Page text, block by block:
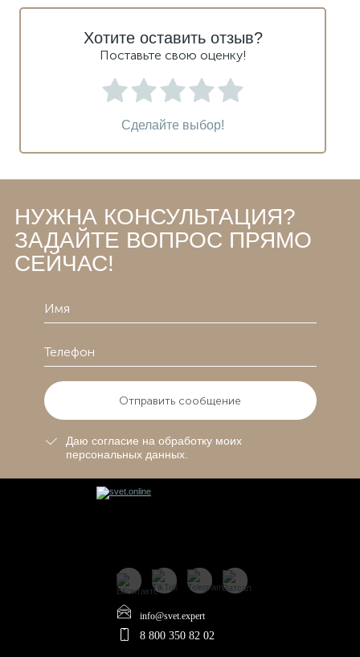
Хотите оставить отзыв?
Поставьте свою оценку!
Сделайте выбор!
НУЖНА КОНСУЛЬТАЦИЯ?
ЗАДАЙТЕ ВОПРОС ПРЯМО
СЕЙЧАС!
Отправить сообщение
Даю согласие на обработку моих
персональных данных.
info@svet.expert
8 800 350 82 02